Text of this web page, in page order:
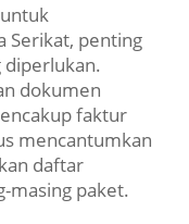
Serikat, penting
diperlukan.
dokumen
faktur
mencantumkan
daftar
masing paket.